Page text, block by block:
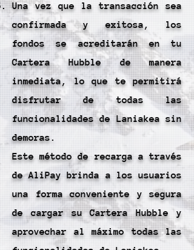
Una vez que la transacción sea
confirmada y exitosa, los
fondos se acreditarán en tu
Cartera Hubble de manera
inmediata, lo que te permitirá
disfrutar de todas las
funcionalidades de Laniakea sin
demoras.
Este método de recarga a través
de AliPay brinda a los usuarios
una forma conveniente y segura
de cargar su Cartera Hubble y
aprovechar al máximo todas las